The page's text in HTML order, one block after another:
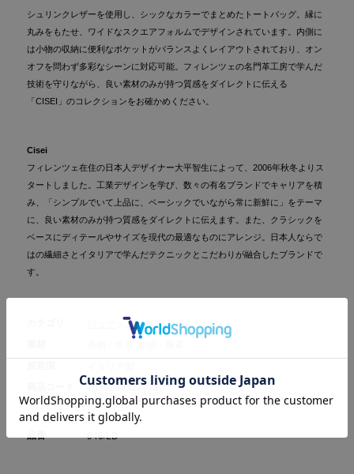
シュリンクレザーを使用し、シックなカラーでまとめたトートバッグ。縁に
丸みをもたせ、ワイドなスクエアフォルムでデザインされています。内側に
は小物の収納に便利なポケットがバランスよくレイアウトされており、オン
オフを問わず多彩なシーンに対応可能。フィレンツェの名門革工房で学んだ
技術を守りながら、良い素材のみが持つ質感をダイレクトに伝える
「CISEI」のコレクションをお確かめください。
Cisei
フィレンツェ在住の日本人デザイナー大平智生によって、2006年秋冬よりス
タートしました。工業デザインを学び、数々の有名ブランドでキャリアを積
み、「シンプルでいて上品に、ベーシックでいながら常に新鮮に」をテーマ
に、良い素材のみが持つ質感をダイレクトに伝えます。また、クラシックを
ベースにディテールやサイズを現代の最適なものにアレンジ。日本人ならで
はの繊細さとイタリアで学んだテクニックとこだわりが融合したブランドで
す。
>バッグ
1036299322073
(お問い合わせの際には、上記商品コードをお伝え下さ
い。)
品番 946/LD